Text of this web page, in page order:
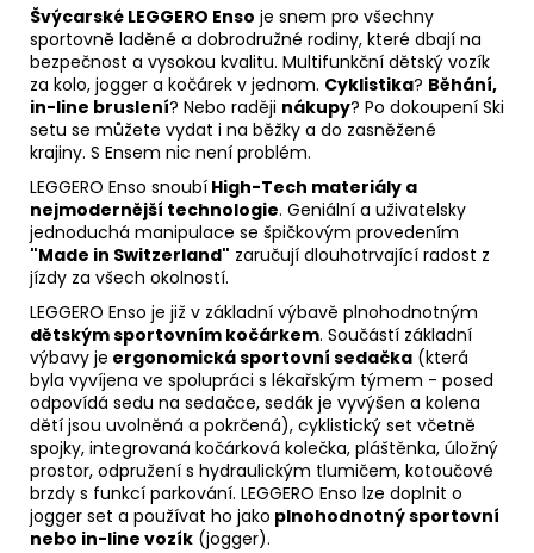
Švýcarské LEGGERO Enso je snem pro všechny
sportovně laděné a dobrodružné rodiny, které dbají na
bezpečnost a vysokou kvalitu. Multifunkční dětský vozík
za kolo, jogger a kočárek v jednom. Cyklistika? Běhání,
in-line bruslení? Nebo raději nákupy? Po dokoupení Ski
setu se můžete vydat i na běžky a do zasněžené
krajiny. S Ensem nic není problém.
LEGGERO Enso snoubí High-Tech materiály a
nejmodernější technologie. Geniální a uživatelsky
jednoduchá manipulace se špičkovým provedením
"Made in Switzerland" zaručují dlouhotrvající radost z
jízdy za všech okolností.
LEGGERO Enso je již v základní výbavě plnohodnotným
dětským sportovním kočárkem. Součástí základní
výbavy je ergonomická sportovní sedačka (která
byla vyvíjena ve spolupráci s lékařským týmem - posed
odpovídá sedu na sedačce, sedák je vyvýšen a kolena
dětí jsou uvolněná a pokrčená), cyklistický set včetně
spojky, integrovaná kočárková kolečka, pláštěnka, úložný
prostor, odpružení s hydraulickým tlumičem, kotoučové
brzdy s funkcí parkování. LEGGERO Enso lze doplnit o
jogger set a používat ho jako plnohodnotný sportovní
nebo in-line vozík (jogger).